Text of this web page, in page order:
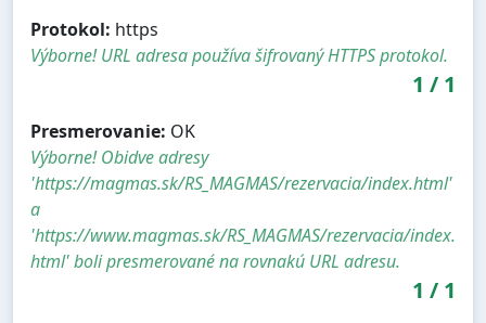
Protokol: https
Výborne! URL adresa používa šifrovaný HTTPS protokol.
1 / 1
Presmerovanie: OK
Výborne! Obidve adresy
'https://magmas.sk/RS_MAGMAS/rezervacia/index.html'
a
'https://www.magmas.sk/RS_MAGMAS/rezervacia/index.
html' boli presmerované na rovnakú URL adresu.
1 / 1